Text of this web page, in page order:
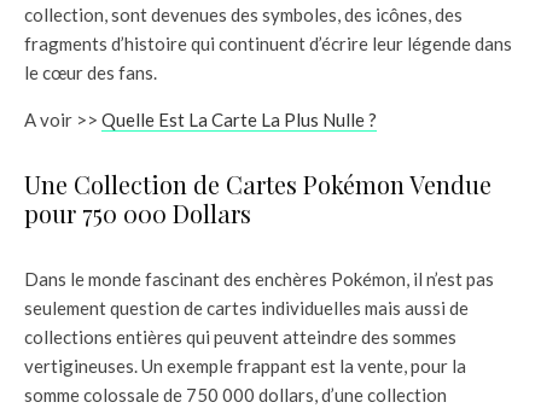
collection, sont devenues des symboles, des icônes, des
fragments d’histoire qui continuent d’écrire leur légende dans
le cœur des fans.
A voir >> Quelle Est La Carte La Plus Nulle ?
Une Collection de Cartes Pokémon Vendue
pour 750 000 Dollars
Dans le monde fascinant des enchères Pokémon, il n’est pas
seulement question de cartes individuelles mais aussi de
collections entières qui peuvent atteindre des sommes
vertigineuses. Un exemple frappant est la vente, pour la
somme colossale de 750 000 dollars, d’une collection